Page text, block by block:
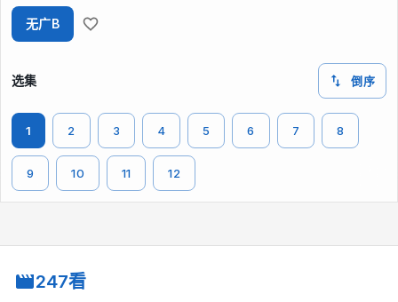
无广B
选集 倒序
1 2 3 4 5 6 7 8
9 10 11 12
247看